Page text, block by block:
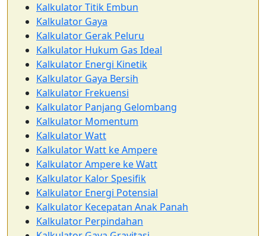
Kalkulator Titik Embun
Kalkulator Gaya
Kalkulator Gerak Peluru
Kalkulator Hukum Gas Ideal
Kalkulator Energi Kinetik
Kalkulator Gaya Bersih
Kalkulator Frekuensi
Kalkulator Panjang Gelombang
Kalkulator Momentum
Kalkulator Watt
Kalkulator Watt ke Ampere
Kalkulator Ampere ke Watt
Kalkulator Kalor Spesifik
Kalkulator Energi Potensial
Kalkulator Kecepatan Anak Panah
Kalkulator Perpindahan